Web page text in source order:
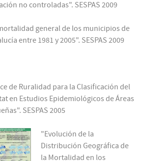
no controladas". SESPAS 2009
general de los municipios de
entre 1981 y 2005". SESPAS 2009
de Ruralidad para la Clasificación del
en Estudios Epidemiológicos de Áreas
SESPAS 2005
"Evolución de la
Distribución Geográfica de
la Mortalidad en los